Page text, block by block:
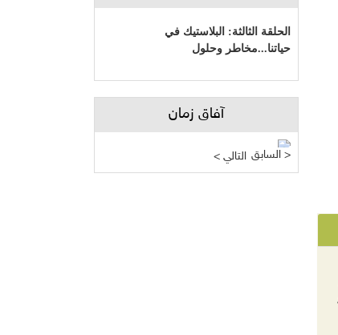
الحلقة الثالثة: البلاستيك في
حياتنا...مخاطر وحلول
آفاق زمان
< التالي السابق >